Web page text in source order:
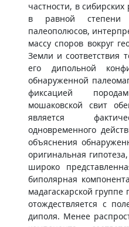
частности, в сибирских
в равной степени
палеополюсов,
массу споров вокруг
Земли и соответствия
его дипольной
обнаруженной
фиксацией
мошаковской свит
является
одновременного
объяснения
оригинальная
широко
биполярная
мадагаскарской
отождествляется с
диполя. Менее